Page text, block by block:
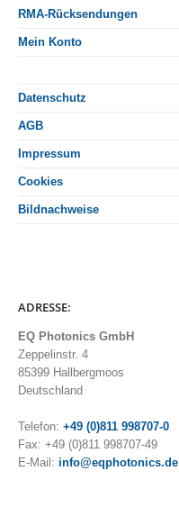
RMA-Rücksendungen
Mein Konto
Datenschutz
AGB
Impressum
Cookies
Bildnachweise
ADRESSE:
EQ Photonics GmbH
Zeppelinstr. 4
85399 Hallbergmoos
Deutschland
Telefon: +49 (0)811 998707-0
Fax: +49 (0)811 998707-49
E-Mail: info@eqphotonics.de